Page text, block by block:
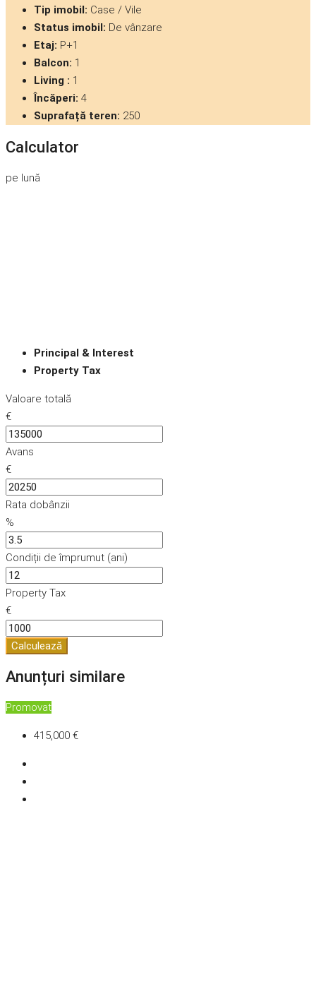
Tip imobil: Case / Vile
Status imobil: De vânzare
Etaj: P+1
Balcon: 1
Living : 1
Încăperi: 4
Suprafață teren: 250
Calculator
pe lună
Principal & Interest
Property Tax
Valoare totală
€
Avans
€
Rata dobânzii
%
Condiții de împrumut (ani)
Property Tax
€
Calculează
Anunțuri similare
Promovat
415,000 €